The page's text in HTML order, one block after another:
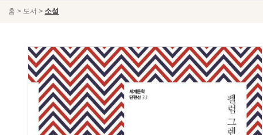
홈 > 도서 > 소설